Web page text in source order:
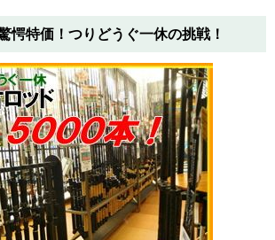
愕特価！つりどうぐ一休の挑戦！